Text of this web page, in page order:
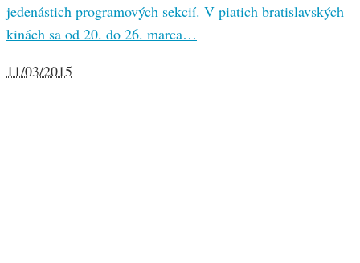
jedenástich programových sekcií. V piatich bratislavských
kinách sa od 20. do 26. marca…
11/03/2015